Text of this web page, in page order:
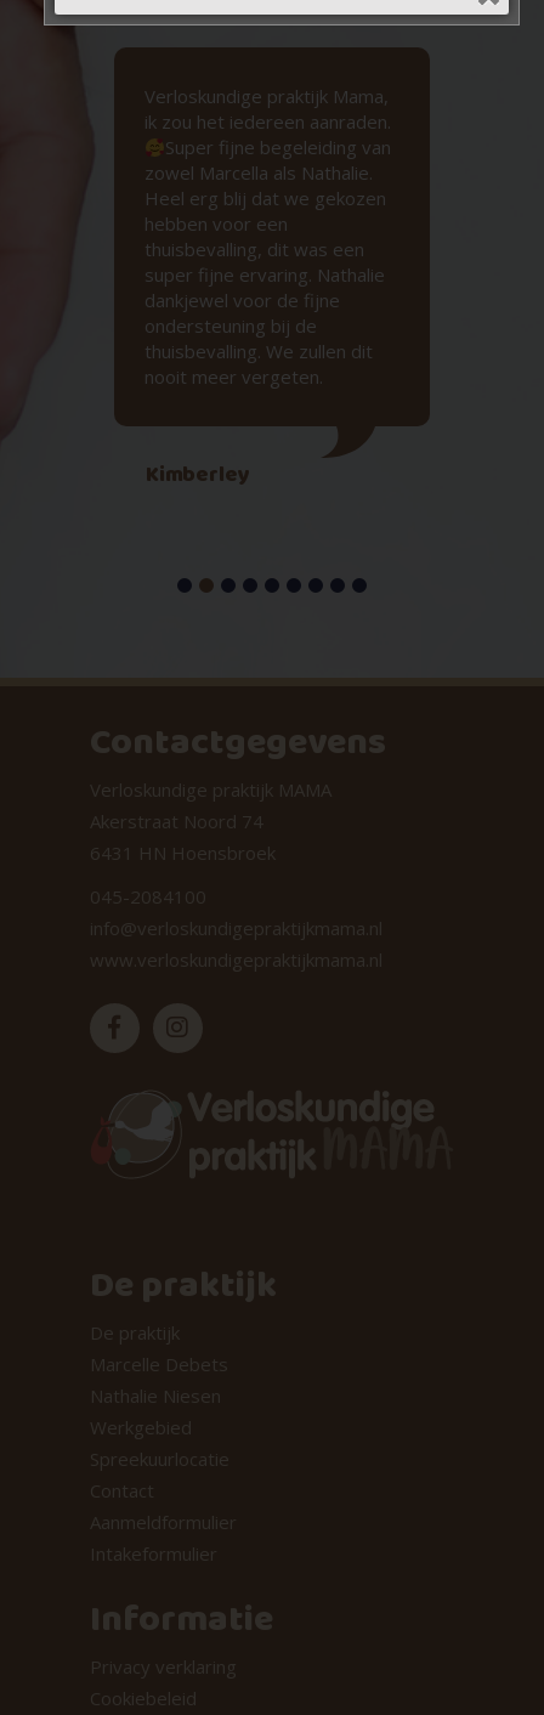
Verloskundige praktijk Mama,
ik zou het iedereen aanraden.
Super fijne begeleiding van
zowel Marcella als Nathalie.
Heel erg blij dat we gekozen
hebben voor een
thuisbevalling, dit was een
super fijne ervaring. Nathalie
dankjewel voor de fijne
ondersteuning bij de
thuisbevalling. We zullen dit
nooit meer vergeten.
Kimberley
Contactgegevens
Verloskundige praktijk MAMA
Akerstraat Noord 74
6431 HN Hoensbroek
045-2084100
info@verloskundigepraktijkmama.nl
www.verloskundigepraktijkmama.nl
De praktijk
De praktijk
Marcelle Debets
Nathalie Niesen
Werkgebied
Spreekuurlocatie
Contact
Aanmeldformulier
Intakeformulier
Informatie
Privacy verklaring
Cookiebeleid